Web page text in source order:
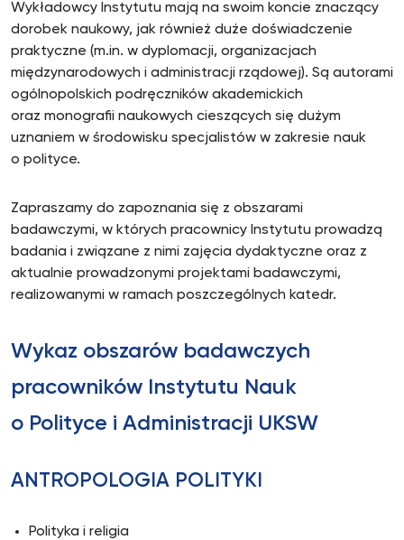
Wykładowcy Instytutu mają na swoim koncie znaczący
dorobek naukowy, jak również duże doświadczenie
praktyczne (m.in. w dyplomacji, organizacjach
międzynarodowych i administracji rządowej). Są autorami
ogólnopolskich podręczników akademickich
oraz monografii naukowych cieszących się dużym
uznaniem w środowisku specjalistów w zakresie nauk
o polityce.
Zapraszamy do zapoznania się z obszarami
badawczymi, w których pracownicy Instytutu prowadzą
badania i związane z nimi zajęcia dydaktyczne oraz z
aktualnie prowadzonymi projektami badawczymi,
realizowanymi w ramach poszczególnych katedr.
Wykaz obszarów badawczych
pracowników Instytutu Nauk
o Polityce i Administracji UKSW
ANTROPOLOGIA POLITYKI
Polityka i religia